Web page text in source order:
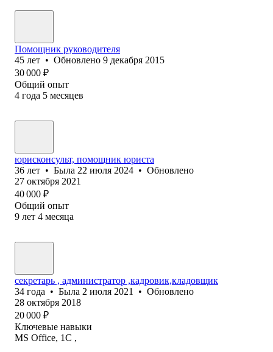
Помощник руководителя
45 лет • Обновлено 9 декабря 2015
30 000 ₽
Общий опыт
4 года 5 месяцев
юрисконсульт, помощник юриста
36 лет • Была 22 июля 2024 • Обновлено
27 октября 2021
40 000 ₽
Общий опыт
9 лет 4 месяца
секретарь , администратор ,кадровик,кладовщик
34 года • Была 2 июля 2021 • Обновлено
28 октября 2018
20 000 ₽
Ключевые навыки
MS Office, 1C ,